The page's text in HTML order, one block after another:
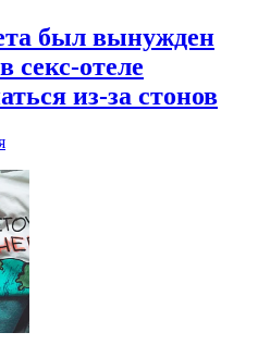
был вынужден
секс-отеле
из-за стонов